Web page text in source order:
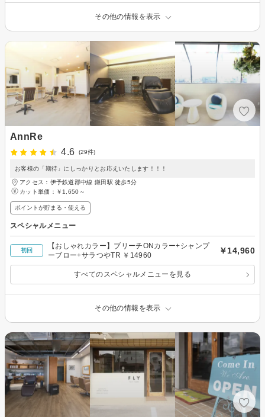
その他の情報を表示
AnnRe
4.6
(29件)
お客様の「期待」にしっかりとお応えいたします！！！
アクセス：伊予鉄道郡中線 鎌田駅 徒歩5分
カット単価： ￥1,650～
ポイントが貯まる・使える
スペシャルメニュー
初回
【おしゃれカラー】ブリーチONカラー+シャンプ
ーブロー+サラつやTR ￥14960
￥14,960
すべてのスペシャルメニューを見る
その他の情報を表示